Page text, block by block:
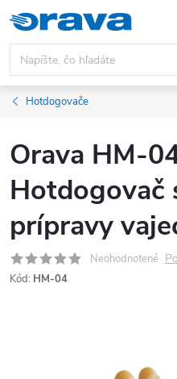
Prejsť na obsah
Hotdogovače
Orava HM-
Hotdogovač
prípravy
Neohodnotené
Kód: HM-04